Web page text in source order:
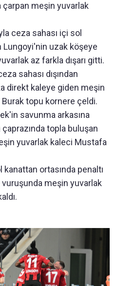
meşin yuvarlak
ceza sahası içi sol
Lungoyi'nin uzak köşeye
az farkla dışarı gitti.
sahası dışından
direkt kaleye giden meşin
topu kornere çeldi.
savunma arkasına
topla buluşan
yuvarlak kaleci Mustafa
ortasında penaltı
vuruşunda meşin yuvarlak